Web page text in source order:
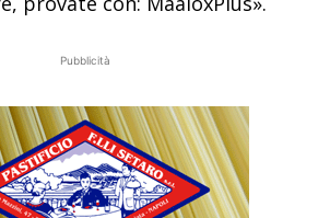
Pubblicità